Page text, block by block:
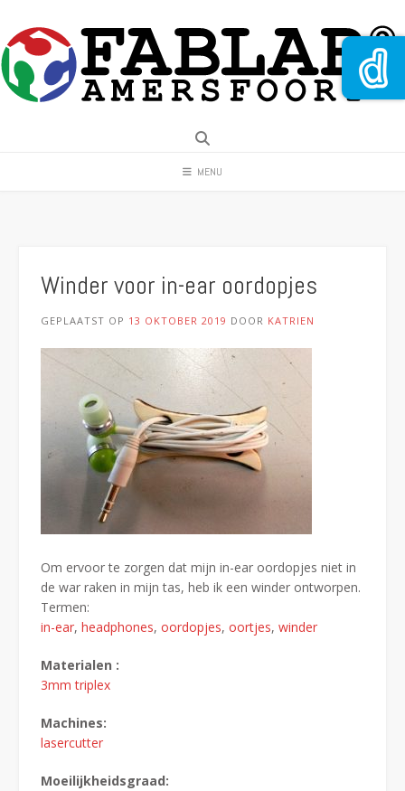
naar
inhoud
MENU
Winder voor in-ear oordopjes
GEPLAATST OP 13 OKTOBER 2019 DOOR KATRIEN
Om ervoor te zorgen dat mijn in-ear oordopjes niet in
de war raken in mijn tas, heb ik een winder ontworpen.
Termen:
in-ear, headphones, oordopjes, oortjes, winder
Materialen :
3mm triplex
Machines:
lasercutter
Moeilijkheidsgraad: